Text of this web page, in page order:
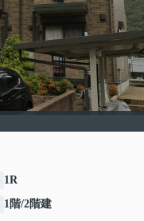
1R
1階/2階建